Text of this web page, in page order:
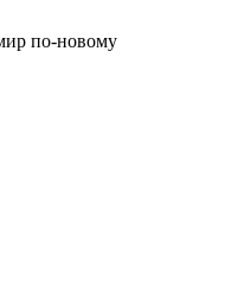
по-новому